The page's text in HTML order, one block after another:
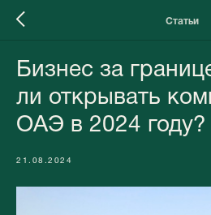
Статьи
Бизнес за
ли открывать
ОАЭ в 2024 году?
21.08.2024